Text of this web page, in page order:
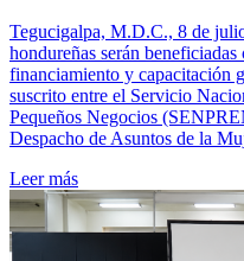
Tegucigalpa, M.D.C., 8 de
hondureñas serán
financiamiento y capacitación
suscrito entre el Servicio
Pequeños Negocios
Despacho de Asuntos de la
Leer más